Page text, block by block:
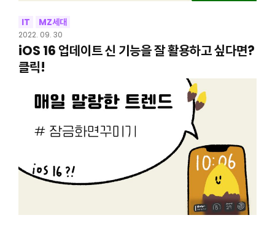
IT MZ세대
2022. 09. 30
iOS 16 업데이트 신 기능을 잘 활용하고 싶다면?
클릭!